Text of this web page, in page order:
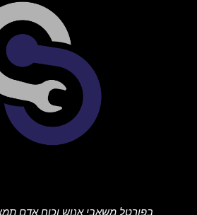
בפורטל משאבי אנוש וכוח אדם